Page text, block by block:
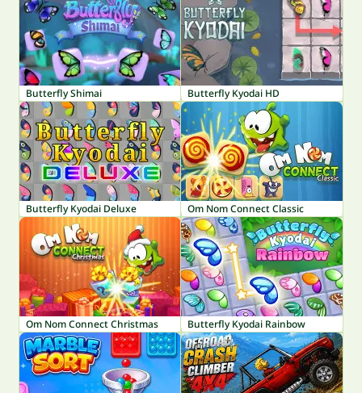
Butterfly Shimai Butterfly Kyodai HD
Butterfly Kyodai Deluxe Om Nom Connect Classic
Om Nom Connect Christmas Butterfly Kyodai Rainbow